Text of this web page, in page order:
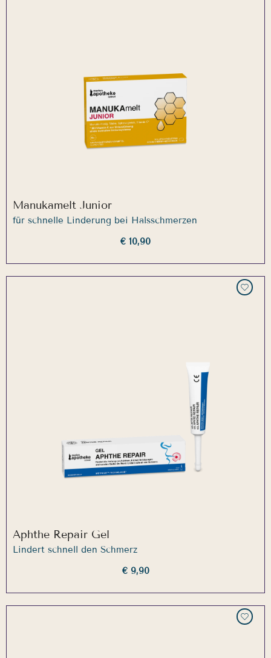
Manukamelt Junior
für schnelle Linderung bei Halsschmerzen
€ 10,90
Aphthe Repair Gel
Lindert schnell den Schmerz
€ 9,90